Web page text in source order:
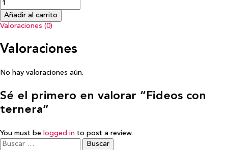
Añadir al carrito
Valoraciones (0)
Valoraciones
No hay valoraciones aún.
Sé el primero en valorar “Fideos con
ternera”
You must be logged in to post a review.
Buscar: